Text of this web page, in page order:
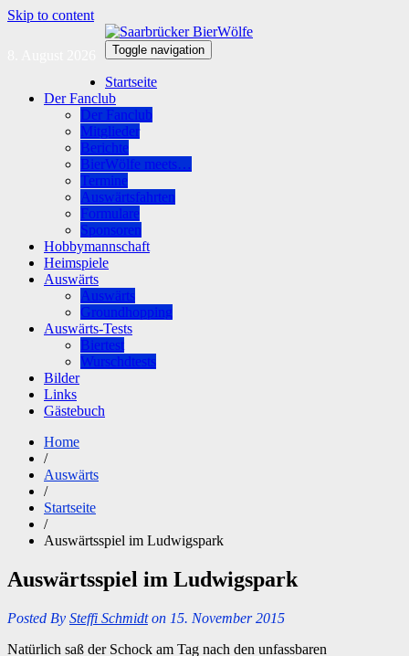
Skip to content
Toggle navigation
Startseite
Der Fanclub
Der Fanclub
Mitglieder
Berichte
BierWölfe meets…
Termine
Auswärtsfahrten
Formulare
Sponsoren
Hobbymannschaft
Heimspiele
Auswärts
Auswärts
Groundhopping
Auswärts-Tests
Biertest
Wurschdtests
Bilder
Links
Gästebuch
Home
/
Auswärts
/
Startseite
/
Auswärtsspiel im Ludwigspark
Auswärtsspiel im Ludwigspark
Posted By Steffi Schmidton 15. November 2015
Natürlich saß der Schock am Tag nach den unfassbaren